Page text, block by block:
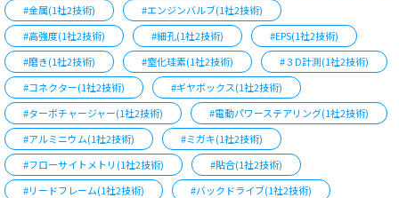
#金属(1社2技術)
#エンジンバルブ(1社2技術)
#高強度(1社2技術)
#細孔(1社2技術)
#EPS(1社2技術)
#磨き(1社2技術)
#窒化珪素(1社2技術)
#３D計測(1社2技術)
#コネクター(1社2技術)
#ギヤボックス(1社2技術)
#ターボチャージャー(1社2技術)
#電動パワーステアリング(1社2技術)
#アルミニウム(1社2技術)
#ミガキ(1社2技術)
#フローサイトメトリ(1社2技術)
#貼合(1社2技術)
#リードフレーム(1社2技術)
#バックドライブ(1社2技術)